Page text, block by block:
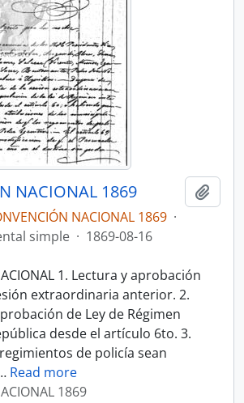
NACIONAL 1869
NACIONAL 1869 ·
simple · 1869-08-16
1. Lectura y aprobación
extraordinaria anterior. 2.
de Ley de Régimen
desde el artículo 6to. 3.
de policía sean
Read more
1869